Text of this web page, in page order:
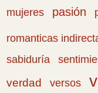
mujeres
pasión
romanticas
sabiduría
verdad
versos